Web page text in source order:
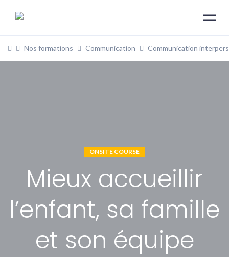
Nos formations Communication Communication
ONSITE COURSE
Mieux accueillir
l’enfant, sa famille
et son équipe